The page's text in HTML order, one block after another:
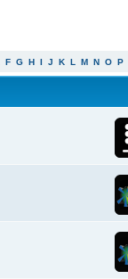
F G H J K L M N O P